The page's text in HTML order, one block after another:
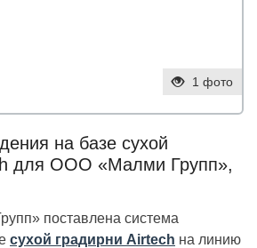
1 фото
на базе сухой
для ООО «Малми Групп»,
поставлена система
сухой градирни Airtech на линию